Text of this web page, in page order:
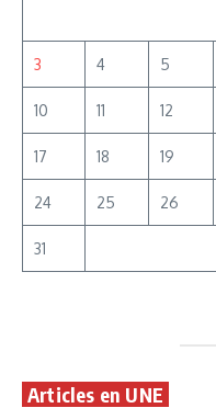
3 4 5
10 11 12
17 18 19
24 25 26
31
Articles en UNE